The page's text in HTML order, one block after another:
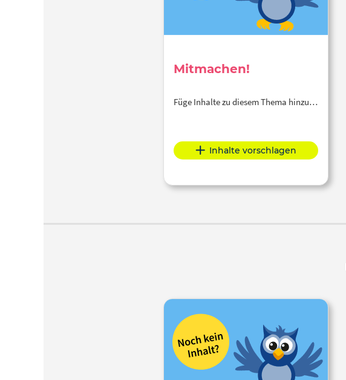
Mitmachen!
Füge Inhalte zu diesem Thema hinzu…
Inhalte vorschlagen